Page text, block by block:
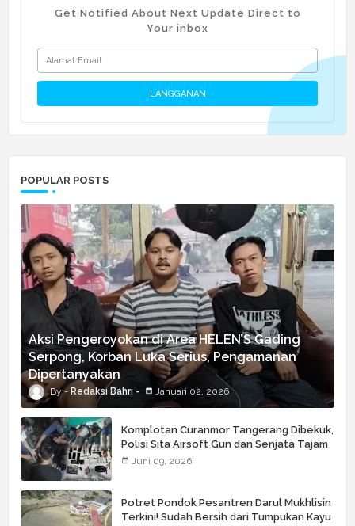
Get Notified About Next Update Direct to
Your inbox
POPULAR POSTS
Aksi Pengeroyokan di Area HELEN’S Gading
Serpong, Korban Luka Serius, Pengamanan
Dipertanyakan
Redaksi Bahri Januari 02, 2026
Komplotan Curanmor Tangerang Dibekuk,
Polisi Sita Airsoft Gun dan Senjata Tajam
Juni 09, 2026
Potret Pondok Pesantren Darul Mukhlisin
Terkini! Sudah Bersih dari Tumpukan Kayu